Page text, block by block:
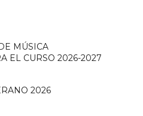
MÚSICA
EL CURSO 2026-2027
2026